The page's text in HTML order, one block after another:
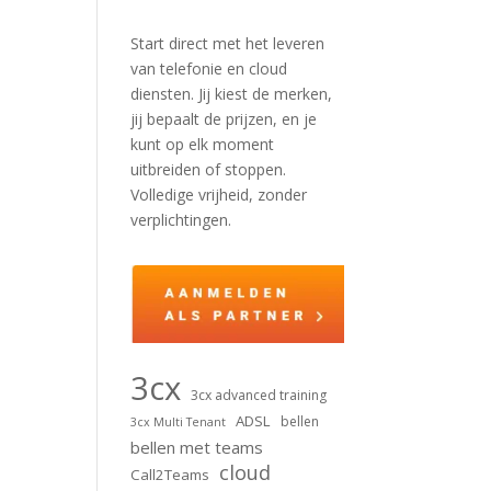
Start direct met het leveren
van telefonie en cloud
diensten. Jij kiest de merken,
jij bepaalt de prijzen, en je
kunt op elk moment
uitbreiden of stoppen.
Volledige vrijheid, zonder
verplichtingen.
3cx 3cx advanced training
3cx Multi Tenant ADSL bellen
bellen met teams
Call2Teams cloud